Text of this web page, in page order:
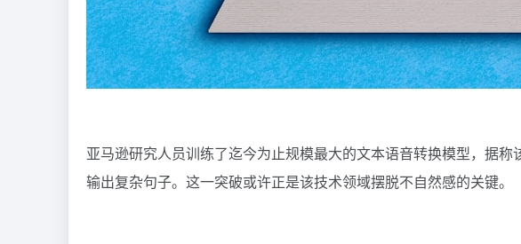
亚马逊研究人员训练了迄今为止规模最大的文本语音转换模型，据称
输出复杂句子。这一突破或许正是该技术领域摆脱不自然感的关键。